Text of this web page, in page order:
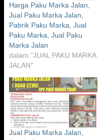
Harga Paku Marka Jalan,
Jual Paku Marka Jalan,
Pabrik Paku Marka, Jual
Paku Marka, Jual Paku
Marka Jalan
dalam "JUAL PAKU MARKA
JALAN"
Jual Paku Marka Jalan,